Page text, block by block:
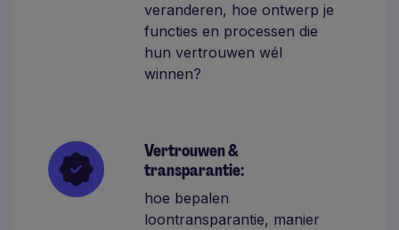
veranderen, hoe ontwerp je
functies en processen die
hun vertrouwen wél
winnen?
Vertrouwen &
transparantie:
hoe bepalen
loontransparantie, manier